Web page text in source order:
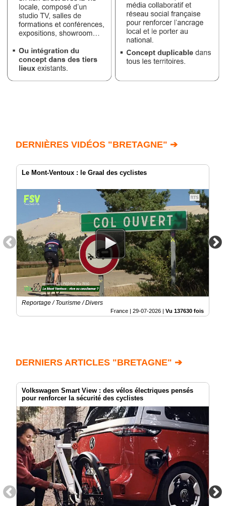
DERNIÈRES VIDÉOS "BRETAGNE" ➔
Le Mont-Ventoux : le Graal des cyclistes
Reportage / Tourisme / Divers
France | 29-07-2026 | Vu 137630 fois
DERNIERS ARTICLES "BRETAGNE" ➔
Volkswagen Smart View : des vélos électriques pensés
pour renforcer la sécurité des cyclistes